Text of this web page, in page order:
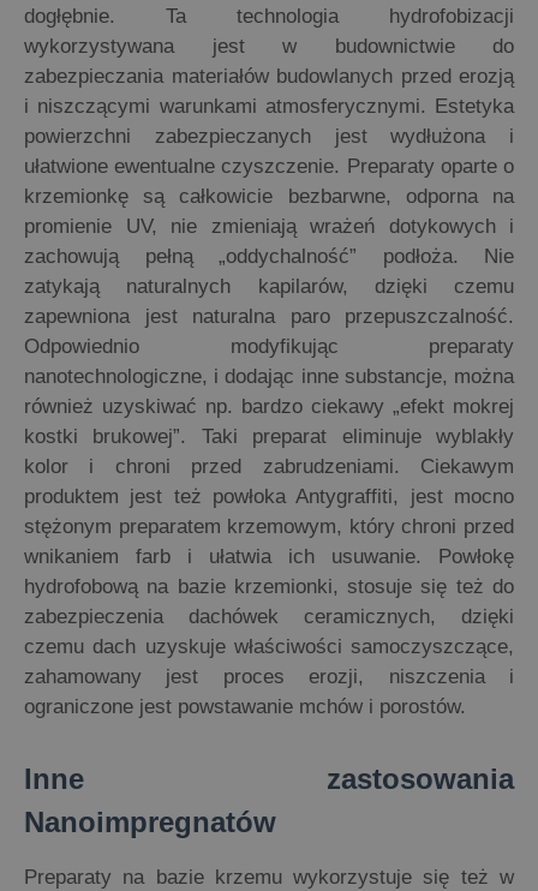
dogłębnie. Ta technologia hydrofobizacji
wykorzystywana jest w budownictwie do
zabezpieczania materiałów budowlanych przed erozją
i niszczącymi warunkami atmosferycznymi. Estetyka
powierzchni zabezpieczanych jest wydłużona i
ułatwione ewentualne czyszczenie. Preparaty oparte o
krzemionkę są całkowicie bezbarwne, odporna na
promienie UV, nie zmieniają wrażeń dotykowych i
zachowują pełną „oddychalność” podłoża. Nie
zatykają naturalnych kapilarów, dzięki czemu
zapewniona jest naturalna paro przepuszczalność.
Odpowiednio modyfikując preparaty
nanotechnologiczne, i dodając inne substancje, można
również uzyskiwać np. bardzo ciekawy „efekt mokrej
kostki brukowej”. Taki preparat eliminuje wyblakły
kolor i chroni przed zabrudzeniami. Ciekawym
produktem jest też powłoka Antygraffiti, jest mocno
stężonym preparatem krzemowym, który chroni przed
wnikaniem farb i ułatwia ich usuwanie. Powłokę
hydrofobową na bazie krzemionki, stosuje się też do
zabezpieczenia dachówek ceramicznych, dzięki
czemu dach uzyskuje właściwości samoczyszczące,
zahamowany jest proces erozji, niszczenia i
ograniczone jest powstawanie mchów i porostów.
Inne zastosowania
Nanoimpregnatów
Preparaty na bazie krzemu wykorzystuje się też w